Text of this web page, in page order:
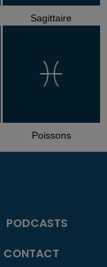
Sagittaire
Poissons
PODCASTS
CONTACT